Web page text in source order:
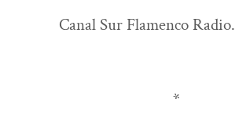
Canal Sur Fla­men­co Radio.
*